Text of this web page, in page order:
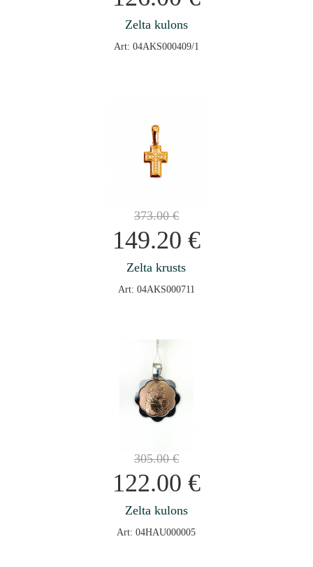
Zelta kulons
Art: 04AKS000409/1
373.00€
149.20 €
Zelta krusts
Art: 04AKS000711
305.00€
122.00 €
Zelta kulons
Art: 04HAU000005